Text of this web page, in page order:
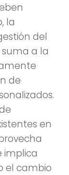
la
del
suma a la
de
en
implica
el cambio